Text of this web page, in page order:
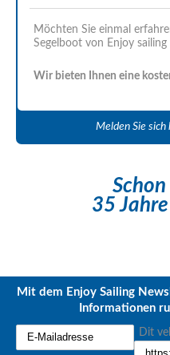
Möchten Sie einmal
Segelboot von Enjoy sailing
Wir bieten Ihnen eine
Melden Sie sich
35
Mit dem Enjoy Sailing
Informationen
Dit